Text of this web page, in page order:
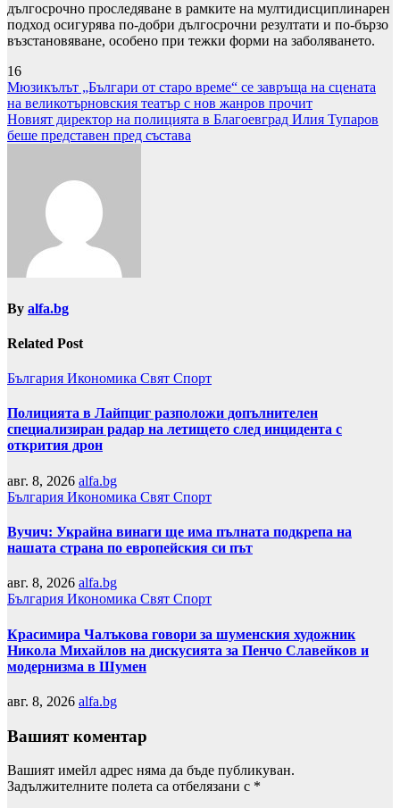
дългосрочно проследяване в рамките на мултидисциплинарен
подход осигурява по-добри дългосрочни резултати и по-бързо
възстановяване, особено при тежки форми на заболяването.
16
Навигация
Мюзикълът „Българи от старо време“ се завръща на сцената
на великотърновския театър с нов жанров прочит
Новият директор на полицията в Благоевград Илия Тупаров
беше представен пред състава
By alfa.bg
Related Post
България Икономика Свят Спорт
Полицията в Лайпциг разположи допълнителен
специализиран радар на летището след инцидента с
открития дрон
авг. 8, 2026 alfa.bg
България Икономика Свят Спорт
Вучич: Украйна винаги ще има пълната подкрепа на
нашата страна по европейския си път
авг. 8, 2026 alfa.bg
България Икономика Свят Спорт
Красимира Чалъкова говори за шуменския художник
Никола Михайлов на дискусията за Пенчо Славейков и
модернизма в Шумен
авг. 8, 2026 alfa.bg
Вашият коментар
Вашият имейл адрес няма да бъде публикуван.
Задължителните полета са отбелязани с *